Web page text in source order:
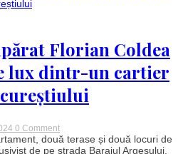
bloc
din
comunistă?
Florian Coldea
lux dintr-un cartier
0 Commenton
De
la
două terase și două locuri de
de pe strada Barajul Argeșului.